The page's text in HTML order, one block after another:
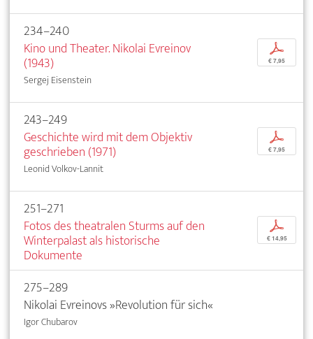
234–240
Kino und Theater. Nikolai Evreinov
(1943)
Sergej Eisenstein
p
€ 7,95
243–249
Geschichte wird mit dem Objektiv
geschrieben (1971)
Leonid Volkov-Lannit
p
€ 7,95
251–271
Fotos des theatralen Sturms auf den
Winterpalast als historische
Dokumente
p
€ 14,95
275–289
Nikolai Evreinovs »Revolution für sich«
Igor Chubarov